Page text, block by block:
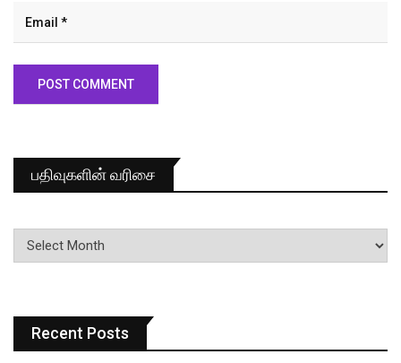
பதிவுகளின் வரிசை
பதிவுகளின்
வரிசை
Recent Posts